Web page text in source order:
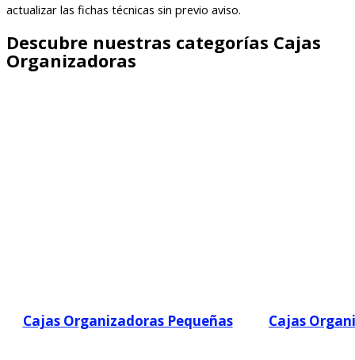
actualizar las fichas técnicas sin previo aviso.
Descubre nuestras categorías Cajas
Organizadoras
Cajas Organizadoras Pequeñas Cajas